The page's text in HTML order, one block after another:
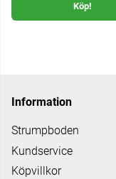
Köp!
Information
Strumpboden
Kundservice
Köpvillkor